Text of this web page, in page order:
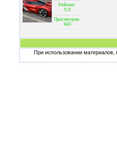
Рейтинг:
5.0
Просмотров:
943
При использовании материалов,